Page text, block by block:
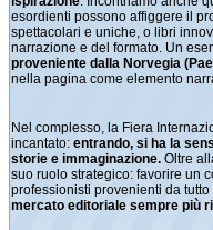
esordienti possono affiggere il
spettacolari e uniche, o libri
narrazione e del formato. Un
proveniente dalla Norvegia
nella pagina come elemento
Nel complesso, la Fiera
incantato: entrando, si ha la
storie e immaginazione. Oltre
suo ruolo strategico: favorire un
professionisti provenienti da
mercato editoriale sempre più